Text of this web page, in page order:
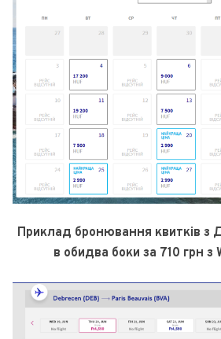
Приклад бронювання квитків з
в обидва боки за 710 грн з